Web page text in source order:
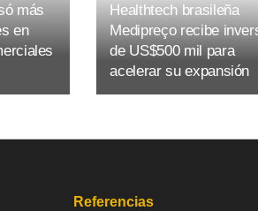
más
en
Healthtech brasileña
Medipreço recibe
de US$500 mil para
acelerar su expansión
Referencias